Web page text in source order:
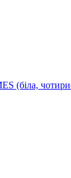
(біла,